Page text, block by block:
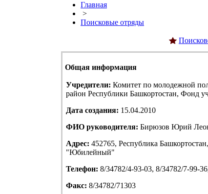
Главная
>
Поисковые отряды
Общая информация
Учредители: Комитет по молодежной
район Республики Башкортостан, Фонд
Дата создания: 15.04.2010
ФИО руководителя: Бирюзов Юрий
Адрес: 452765, Республика
"Юбилейный"
Телефон: 8/34782/4-93-03, 8/34782/7-99-
Факс: 8/34782/71303